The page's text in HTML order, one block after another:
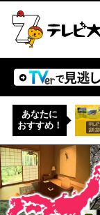
あなたに
おすすめ！